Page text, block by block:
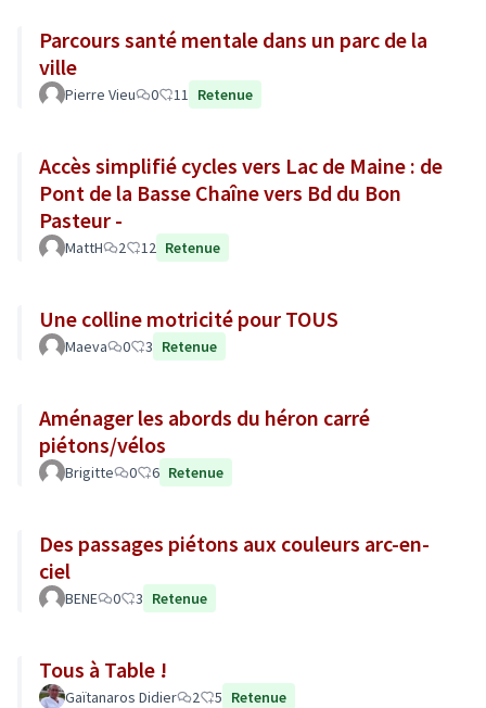
Parcours santé mentale dans un parc de la
ville
Pierre Vieu 0 11 Retenue
Accès simplifié cycles vers Lac de Maine : de
Pont de la Basse Chaîne vers Bd du Bon
Pasteur -
MattH 2 12 Retenue
Une colline motricité pour TOUS
Maeva 0 3 Retenue
Aménager les abords du héron carré
piétons/vélos
Brigitte 0 6 Retenue
Des passages piétons aux couleurs arc-en-
ciel
BENE 0 3 Retenue
Tous à Table !
Gaïtanaros Didier 2 5 Retenue